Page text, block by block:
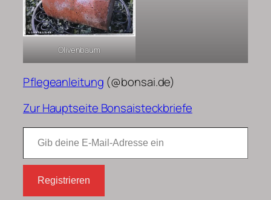
Olivenbaum
Pflegeanleitung (@bonsai.de)
Zur Hauptseite Bonsaisteckbriefe
Gib deine E-Mail-Adresse ein
Registrieren